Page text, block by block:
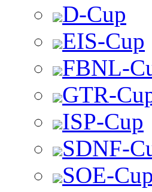
D-Cup
EIS-Cup
FBNL-
GTR-
ISP-Cup
SDNF-
SOE-Cup